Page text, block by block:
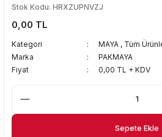
Stok Kodu: HRXZUPNVZJ
0,00 TL
Kategori MAYA , Tüm
Marka
PAKMAYA
Fiyat
0,00 TL + KDV
Sepete Ekle